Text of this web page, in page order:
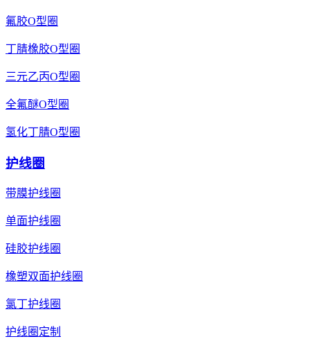
氟胶O型圈
丁腈橡胶O型圈
三元乙丙O型圈
全氟醚O型圈
氢化丁腈O型圈
护线圈
带膜护线圈
单面护线圈
硅胶护线圈
橡塑双面护线圈
氯丁护线圈
护线圈定制